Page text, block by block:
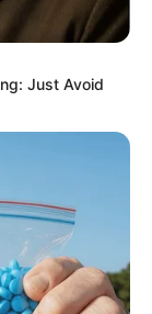
Just Avoid